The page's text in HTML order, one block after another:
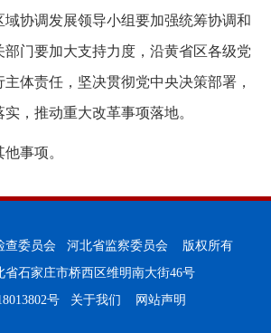
协调发展领导小组要加强统筹协调和
门要加大支持力度，沿黄省区各级党
体责任，坚决贯彻党中央决策部署，
，推动重大改革事项落地。
事项。
查委员会 河北省监察委员会 版权所有
省石家庄市桥西区维明南大街46号
号
关于我们 网站声明